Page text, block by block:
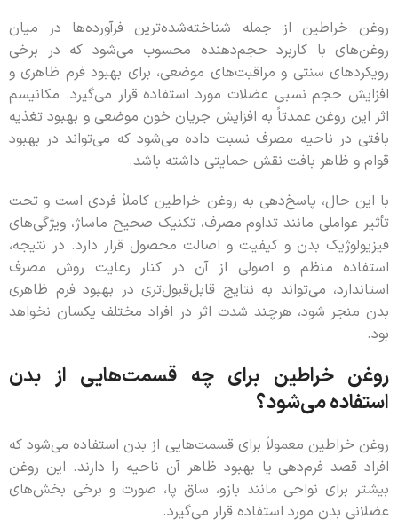
روغن خراطین از جمله شناخته‌شده‌ترین فرآورده‌ها در میان
روغن‌های با کاربرد حجم‌دهنده محسوب می‌شود که در برخی
رویکردهای سنتی و مراقبت‌های موضعی، برای بهبود فرم ظاهری و
افزایش حجم نسبی عضلات مورد استفاده قرار می‌گیرد. مکانیسم
اثر این روغن عمدتاً به افزایش جریان خون موضعی و بهبود تغذیه
بافتی در ناحیه مصرف نسبت داده می‌شود که می‌تواند در بهبود
قوام و ظاهر بافت نقش حمایتی داشته باشد.
با این حال، پاسخ‌دهی به روغن خراطین کاملاً فردی است و تحت
تأثیر عواملی مانند تداوم مصرف، تکنیک صحیح ماساژ، ویژگی‌های
فیزیولوژیک بدن و کیفیت و اصالت محصول قرار دارد. در نتیجه،
استفاده منظم و اصولی از آن در کنار رعایت روش مصرف
استاندارد، می‌تواند به نتایج قابل‌قبول‌تری در بهبود فرم ظاهری
بدن منجر شود، هرچند شدت اثر در افراد مختلف یکسان نخواهد
بود.
روغن خراطین برای چه قسمت‌هایی از بدن
استفاده می‌شود؟
روغن خراطین معمولاً برای قسمت‌هایی از بدن استفاده می‌شود که
افراد قصد فرم‌دهی یا بهبود ظاهر آن ناحیه را دارند. این روغن
بیشتر برای نواحی مانند بازو، ساق پا، صورت و برخی بخش‌های
عضلانی بدن مورد استفاده قرار می‌گیرد.